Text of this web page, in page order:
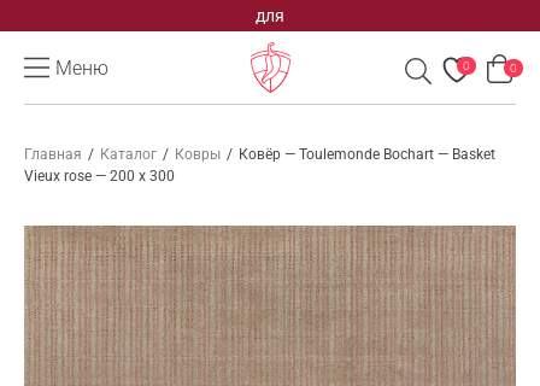
для
Меню 0 0
Главная / Каталог / Ковры / Ковёр — Toulemonde Bochart — Basket
Vieux rose — 200 x 300